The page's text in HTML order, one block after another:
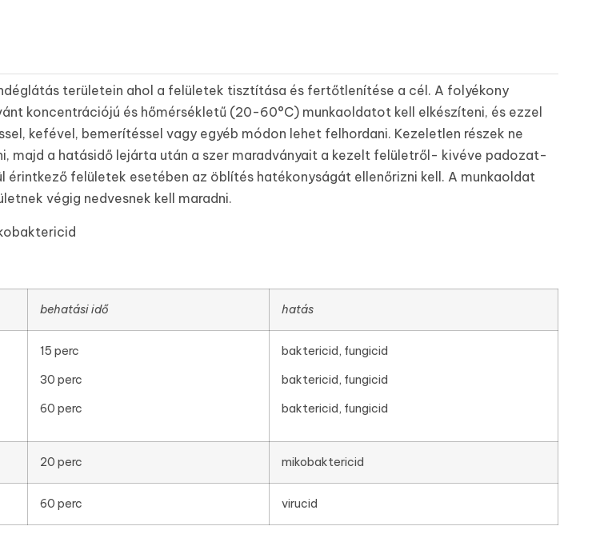
területein ahol a felületek tisztítása és fertőtlenítése a cél. A folyékony
koncentrációjú és hőmérsékletű (20-60°C) munkaoldatot kell elkészíteni, és ezzel
kefével, bemerítéssel vagy egyéb módon lehet felhordani. Kezeletlen részek ne
majd a hatásidő lejárta után a szer maradványait a kezelt felületről- kivéve padozat-
felületek esetében az öblítés hatékonyságát ellenőrizni kell. A munkaoldat
végig nedvesnek kell maradni.
behatási idő hatás
15 perc
30 perc
60 perc
baktericid, fungicid
baktericid, fungicid
baktericid, fungicid
20 perc mikobaktericid
60 perc virucid